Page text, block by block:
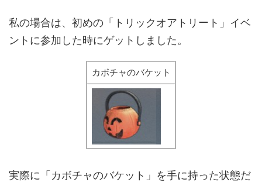
私の場合は、初めの「トリックオアトリート」イベ
ントに参加した時にゲットしました。
カボチャのバケット
実際に「カボチャのバケット」を手に持った状態だ